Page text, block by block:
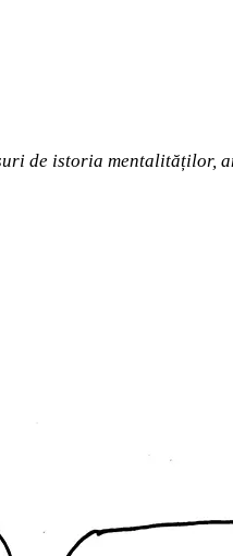
de istoria mentalităților,